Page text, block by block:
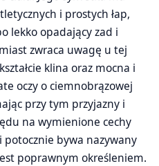
i prostych łap,
lekko opadający zad i
zwraca uwagę u tej
klina oraz mocna i
oczy o ciemnobrązowej
przy tym przyjazny i
na wymienione cechy
bywa nazywany
poprawnym określeniem.